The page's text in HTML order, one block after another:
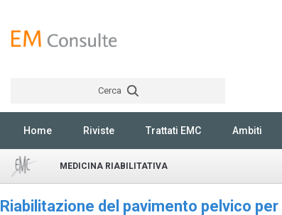
Cerca
Home Riviste Trattati EMC Ambiti
MEDICINA RIABILITATIVA
Riabilitazione del pavimento pelvico